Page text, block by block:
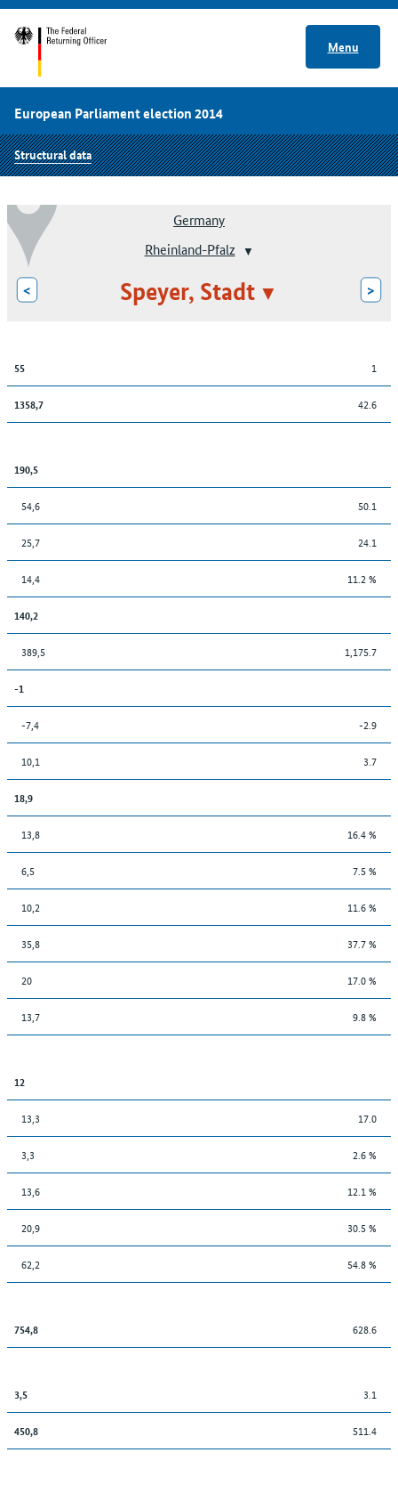
Menu
European Parliament election 2014
Structural data
Germany
Rheinland-Pfalz
< Speyer, Stadt >
55 1
1358,7 42.6
190,5
54,6 50.1
25,7 24.1
14,4 11.2 %
140,2
389,5 1,175.7
-1
-7,4 -2.9
10,1 3.7
18,9
13,8 16.4 %
6,5 7.5 %
10,2 11.6 %
35,8 37.7 %
20 17.0 %
13,7 9.8 %
12
13,3 17.0
3,3 2.6 %
13,6 12.1 %
20,9 30.5 %
62,2 54.8 %
754,8 628.6
3,5 3.1
450,8 511.4